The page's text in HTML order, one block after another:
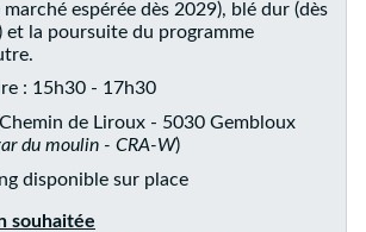
marché espérée dès 2029), blé dur (dès
et la poursuite du programme
: 15h30 - 17h30
de Liroux - 5030 Gembloux
du moulin - CRA-W)
disponible sur place
souhaitée